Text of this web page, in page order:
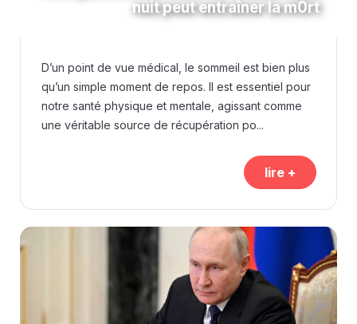
nuit peut entraîner la m0rt
D’un point de vue médical, le sommeil est bien plus
qu’un simple moment de repos. Il est essentiel pour
notre santé physique et mentale, agissant comme
une véritable source de récupération po...
lire +